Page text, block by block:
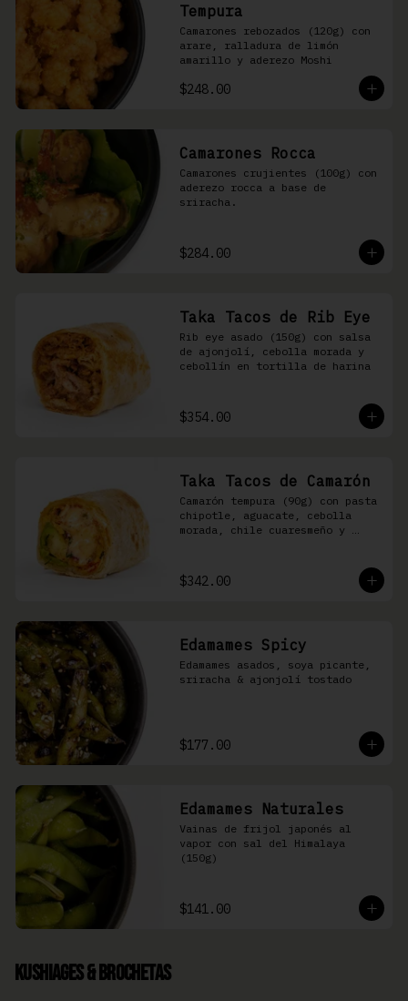
Tempura
Camarones rebozados (120g) con
arare, ralladura de limón
amarillo y aderezo Moshi
$248.00
Camarones Rocca
Camarones crujientes (100g) con
aderezo rocca a base de
sriracha.
$284.00
Taka Tacos de Rib Eye
Rib eye asado (150g) con salsa
de ajonjolí, cebolla morada y
cebollín en tortilla de harina
$354.00
Taka Tacos de Camarón
Camarón tempura (90g) con pasta
chipotle, aguacate, cebolla
morada, chile cuaresmeño y
$342.00
Edamames Spicy
Edamames asados, soya picante,
sriracha & ajonjolí tostado
$177.00
Edamames Naturales
Vainas de frijol japonés al
vapor con sal del Himalaya
(150g)
$141.00
Kushiages & Brochetas